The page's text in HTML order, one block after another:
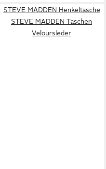
STEVE MADDEN Henkeltasche
STEVE MADDEN Taschen
Veloursleder